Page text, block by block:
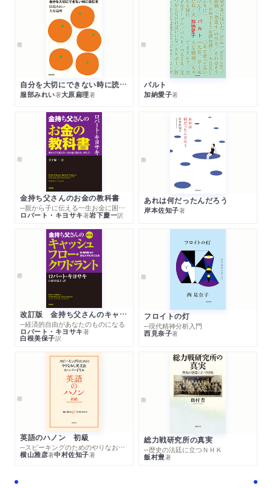
自分を大切にできない時に読む本
服部みれい著大原扁理著
パルト
加納愛子著
金持ち父さんのお金の教科書
─親から子に伝える一生お金に困らない考え方
ロバート・キヨサキ著岩下慶一訳
あれは何だったんだろう
岸本佐知子著
改訂版 金持ち父さんのキャッシュフロー・クワドラント
─経済的自由があなたのものになる
ロバート・キヨサキ著
白根美保子訳
フロイトの灯
─現代精神分析入門
西見奈子著
英語のハノン 初級
─スピーキングのためのやりなおし英文法スーパードリル
横山雅彦著中村佐知子著
総力戦研究所の真実
─歴史の法廷に立つＮＨＫ
飯村豊著